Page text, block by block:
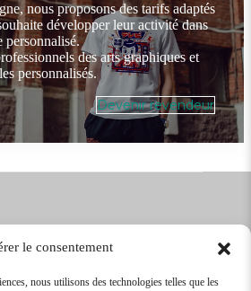
le consentement
nous utilisons des technologies telles que les
nous proposons des tarifs adaptés
développer leur activité dans
personnalisé.
des arts graphiques et
personnalisés.
Devenir revendeur